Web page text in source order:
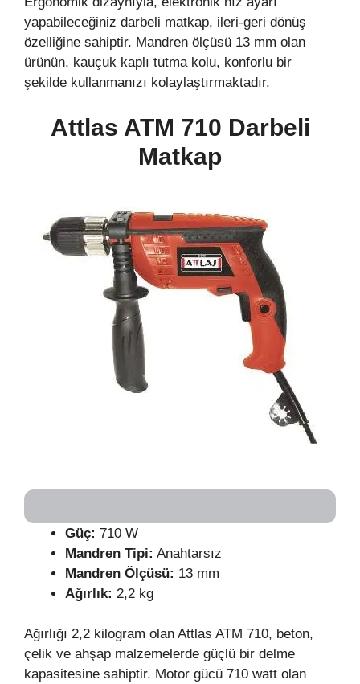
yapabileceğiniz darbeli matkap, ileri-geri dönüş
özelliğine sahiptir. Mandren ölçüsü 13 mm olan
ürünün, kauçuk kaplı tutma kolu, konforlu bir
şekilde kullanmanızı kolaylaştırmaktadır.
Attlas ATM 710 Darbeli
Matkap
Güç: 710 W
Mandren Tipi: Anahtarsız
Mandren Ölçüsü: 13 mm
Ağırlık: 2,2 kg
Ağırlığı 2,2 kilogram olan Attlas ATM 710, beton,
çelik ve ahşap malzemelerde güçlü bir delme
kapasitesine sahiptir. Motor gücü 710 watt olan